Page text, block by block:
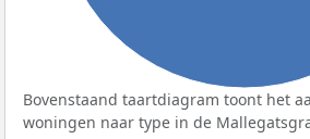
Bovenstaand taartdiagram toont het
woningen naar type in de